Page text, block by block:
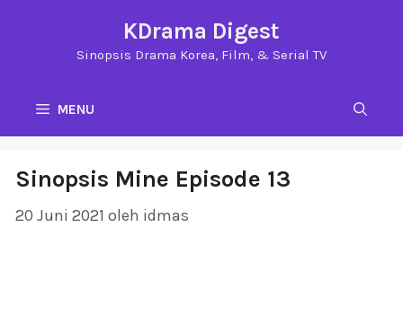
KDrama Digest
Sinopsis Drama Korea, Film, & Serial TV
MENU
Sinopsis Mine Episode 13
20 Juni 2021 oleh idmas